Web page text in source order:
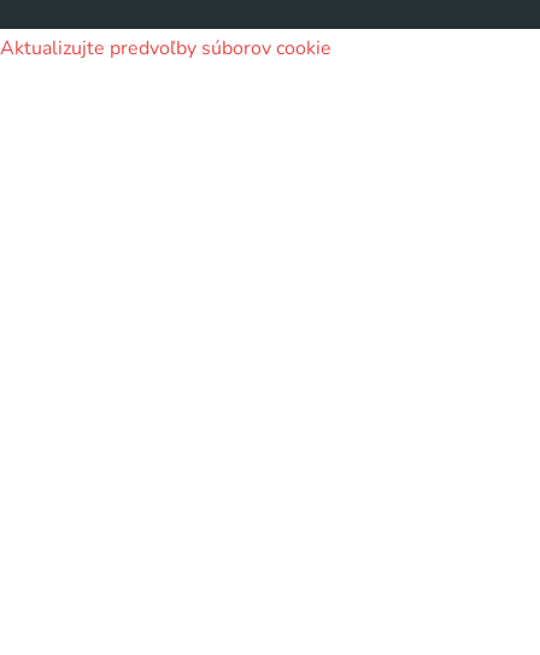
Aktualizujte predvoľby súborov cookie